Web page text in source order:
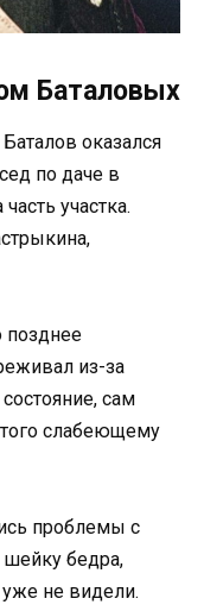
Баталовых
оказался
по даче в
участка.
позднее
из-за
сам
слабеющему
проблемы с
шейку бедра,
не видели.